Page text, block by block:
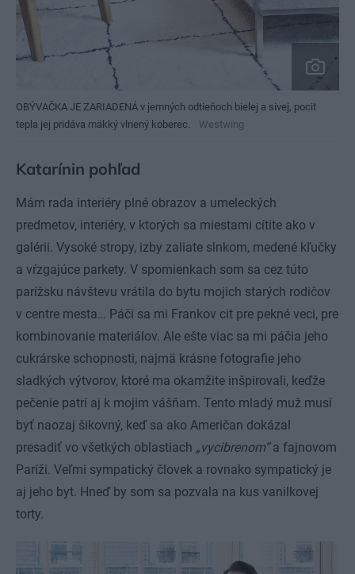
OBÝVAČKA JE ZARIADENÁ v jemných odtieňoch bielej a sivej, pocit
tepla jej pridáva mäkký vlnený koberec.
Westwing
Katarínin pohľad
Mám rada interiéry plné obrazov a umeleckých
predmetov, interiéry, v ktorých sa miestami cítite ako v
galérii. Vysoké stropy, izby zaliate slnkom, medené kľučky
a vŕzgajúce parkety. V spomienkach som sa cez túto
parížsku návštevu vrátila do bytu mojich starých rodičov
v centre mesta… Páči sa mi Frankov cit pre pekné veci, pre
kombinovanie materiá­lov. Ale ešte viac sa mi páčia jeho
cukrárske schopnosti, najmä krásne fotografie jeho
sladkých výtvorov, ktoré ma okamžite inšpirovali, keďže
pečenie patrí aj k mojim vášňam. Tento mladý muž musí
byť naozaj šikovný, keď sa ako Američan dokázal
presadiť vo všetkých oblastiach „vycibrenom“a fajnovom
Paríži. Veľmi sympatický človek a rovnako sympatický je
aj jeho byt. Hneď by som sa pozvala na kus vanilkovej
torty.